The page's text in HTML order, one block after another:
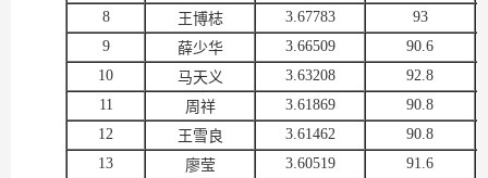
8
王博梽 3.67783
93
9
薛少华 3.66509
90.6
10
马天义 3.63208
92.8
11
周祥 3.61869
90.8
12
王雪良 3.61462
90.8
13
廖莹 3.60519
91.6